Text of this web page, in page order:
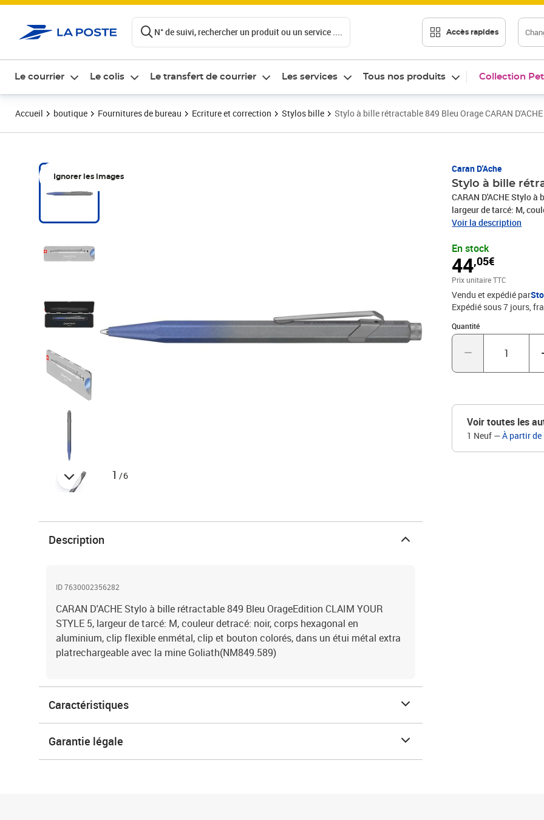
N° de suivi, rechercher un produit ou un service .... Accès rapides
Le courrier Le colis Le transfert de courrier Les services Tous nos produits Collection
Accueil boutique Fournitures de bureau Ecriture et correction Stylos bille Stylo à bille rétractable 849 Bleu Orage CARAN D'ACHE
Ignorer les images
1 /6
Caran D'Ache
Stylo à bille
CARAN D'ACHE Stylo
largeur de tarcé: M,
enmétal, clip et bouton
Voir la description
En stock
44,05€
Prix 44,05€
Prix unitaire TTC
Vendu et expédié par
Expédié sous 7 jours,
Quantité
Quantité : 1
Voir toutes les
1 Neuf —À partir de
Description
ID 7630002356282
CARAN D'ACHE Stylo à bille rétractable 849 Bleu OrageEdition CLAIM YOUR
STYLE 5, largeur de tarcé: M, couleur detracé: noir, corps hexagonal en
aluminium, clip flexible enmétal, clip et bouton colorés, dans un étui métal extra
platrechargeable avec la mine Goliath(NM849.589)
Caractéristiques
Garantie légale